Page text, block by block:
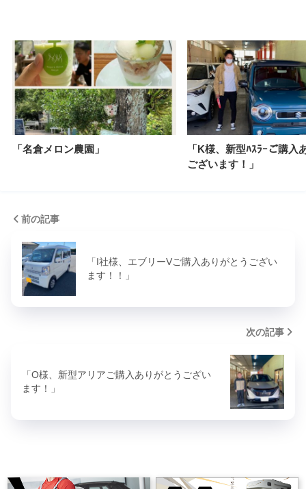
「名倉メロン農園」
「K様、新型ﾊｽﾗｰご購入
ございます！」
前の記事
「I社様、エブリーVご購入ありがとうござい
ます！！」
次の記事
「O様、新型アリアご購入ありがとうござい
ます！」